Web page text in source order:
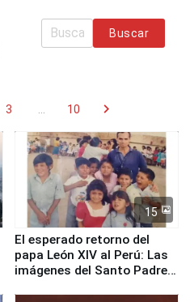
Buscar
3 10 chevron_right
15
El esperado retorno del
papa León XIV al Perú: Las
imágenes del Santo Padre